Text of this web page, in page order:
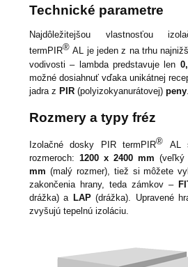
Technické parametre
Najdôležitejšou vlastnosťou
termPIR® AL je jeden z na trhu
vodivosti – lambda predstavuje len
možné dosiahnuť vďaka unikátnej
jadra z PIR (polyizokyanurátovej) peny
Rozmery a typy fréz
Izolačné dosky PIR termPIR® AL
rozmeroch: 1200 x 2400 mm
mm (malý rozmer), tiež si môžete
zakončenia hrany, teda zámkov –
drážka) a LAP(drážka). Upravené
zvyšujú tepelnú izoláciu.